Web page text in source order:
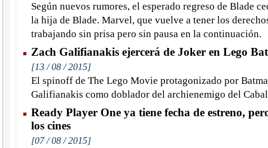
Según nuevos rumores, el esperado regreso de Blade
la hija de Blade. Marvel, que vuelve a tener los
trabajando sin prisa pero sin pausa en la continuación.
Zach Galifianakis ejercerá de Joker en Lego
[13 / 08 / 2015]
El spinoff de The Lego Movie protagonizado por
Galifianakis como doblador del archienemigo del
Ready Player One ya tiene fecha de estreno,
los cines
[07 / 08 / 2015]